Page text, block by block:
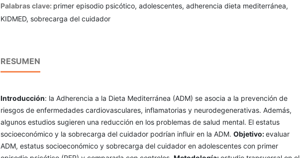
Palabras clave: primer episodio psicótico, adolescentes, adherencia dieta mediterránea,
KIDMED, sobrecarga del cuidador
RESUMEN
Introducción: la Adherencia a la Dieta Mediterránea (ADM) se asocia a la prevención de
riesgos de enfermedades cardiovasculares, inflamatorias y neurodegenerativas. Además,
algunos estudios sugieren una reducción en los problemas de salud mental. El estatus
socioeconómico y la sobrecarga del cuidador podrían influir en la ADM. Objetivo:evaluar
ADM, estatus socioeconómico y sobrecarga del cuidador en adolescentes con primer